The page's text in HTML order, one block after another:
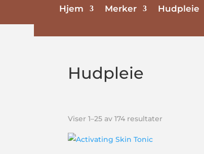
Hjem Merker Hudpleie
Hudpleie
Viser 1–25 av 174 resultater